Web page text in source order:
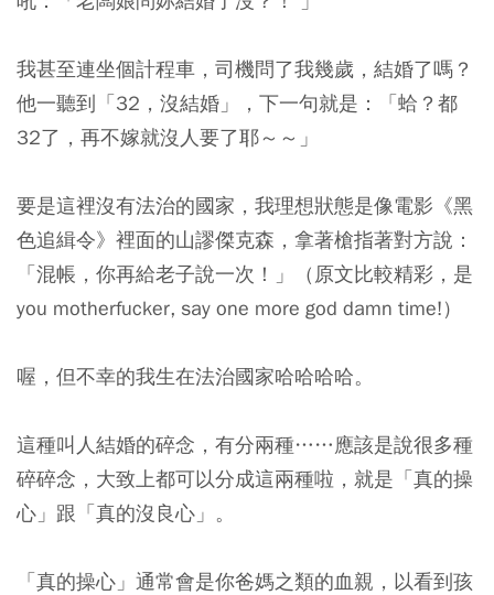
我甚至連坐個計程車，司機問了我幾歲，結婚了嗎？
他一聽到「32，沒結婚」，下一句就是：「蛤？都
32了，再不嫁就沒人要了耶～～」
要是這裡沒有法治的國家，我理想狀態是像電影《黑
色追緝令》裡面的山謬傑克森，拿著槍指著對方說：
「混帳，你再給老子說一次！」（原文比較精彩，是
you motherfucker, say one more god damn time!）
喔，但不幸的我生在法治國家哈哈哈哈。
這種叫人結婚的碎念，有分兩種……應該是說很多種
碎碎念，大致上都可以分成這兩種啦，就是「真的操
心」跟「真的沒良心」。
「真的操心」通常會是你爸媽之類的血親，以看到孩